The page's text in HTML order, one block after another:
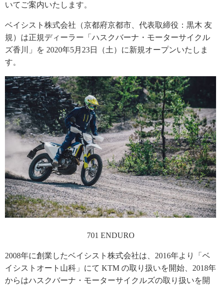
いてご案内いたします。
ベイシスト株式会社（京都府京都市、代表取締役：黒木 友
規）は正規ディーラー「ハスクバーナ・モーターサイクル
ズ香川」を 2020年5月23日（土）に新規オープンいたしま
す。
701 ENDURO
2008年に創業したベイシスト株式会社は、2016年より「ベ
イシストオート山科」にて KTM の取り扱いを開始、2018年
からはハスクバーナ・モーターサイクルズの取り扱いを開